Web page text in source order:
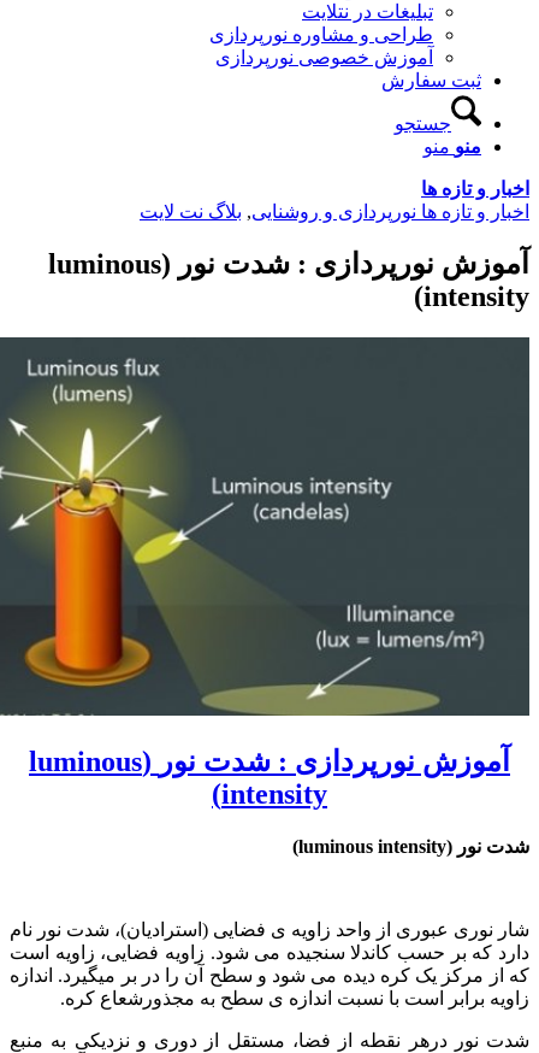
تبلیغات در نتلایت
طراحی و مشاوره نورپردازی
آموزش خصوصی نورپردازی
ثبت سفارش
جستجو
منو
منو
و تازه ها
و تازه ها نورپردازی و روشنایی,بلاگ نت لایت
آموزش نورپردازی : شدت نور (luminous
نورپردازی : شدت نور (luminous
intensity)
نور
نوری عبوری از واحد زاویه ی فضایی (استرادیان)، شدت نور نام
که بر حسب کاندلا سنجیده می شود. زاویه فضایی، زاویه است
مرکز یک کره دیده می شود و سطح آن را در بر میگیرد. اندازه
برابر است با نسبت اندازه ی سطح به مجذورشعاع کره.
نور درهر نقطه از فضا، مستقل از دوری و نزدیکی به منبع